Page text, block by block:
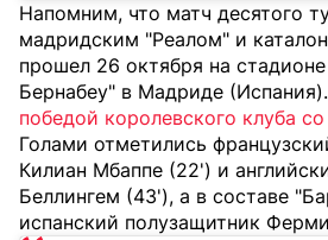
Напомним, что матч десятого
мадридским "Реалом" и
прошел 26 октября на
Бернабеу" в Мадриде (Испания).
победой королевского клуба
Голами отметились
Килиан Мбаппе (22') и
Беллингем (43'), а в составе
испанский полузащитник